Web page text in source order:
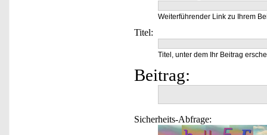
Weiterführender Link zu Ihrem
Titel:
Titel, unter dem Ihr Beitrag
Beitrag:
Sicherheits-Abfrage: